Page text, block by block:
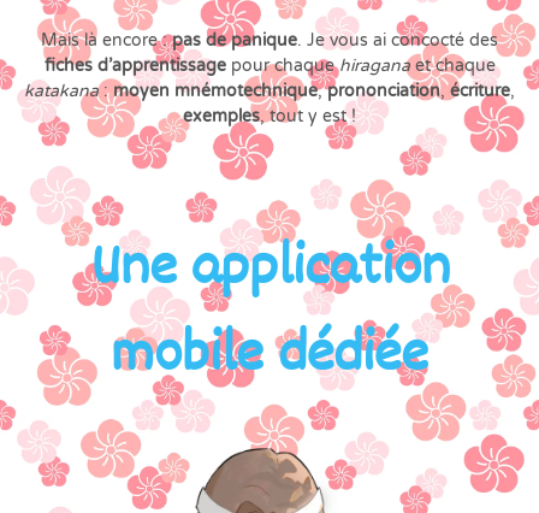
Mais là encore :pas de panique. Je vous ai concocté des
fiches d’apprentissagepour chaquehiraganaet chaque
katakana: moyen mnémotechnique,prononciation,écriture,
exemples, tout y est !
Une application
mobile dédiée